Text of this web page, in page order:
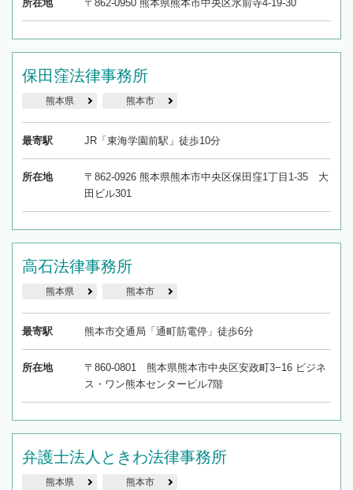
所在地 〒862-0950 熊本県熊本市中央区水前寺4-19-30
保田窪法律事務所
熊本県 熊本市
最寄駅 JR「東海学園前駅」徒歩10分
所在地
〒862-0926 熊本県熊本市中央区保田窪1丁目1-35 大
田ビル301
高石法律事務所
熊本県 熊本市
最寄駅 熊本市交通局「通町筋電停」徒歩6分
所在地
〒860-0801 熊本県熊本市中央区安政町3−16 ビジネ
ス・ワン熊本センタービル7階
弁護士法人ときわ法律事務所
熊本県 熊本市